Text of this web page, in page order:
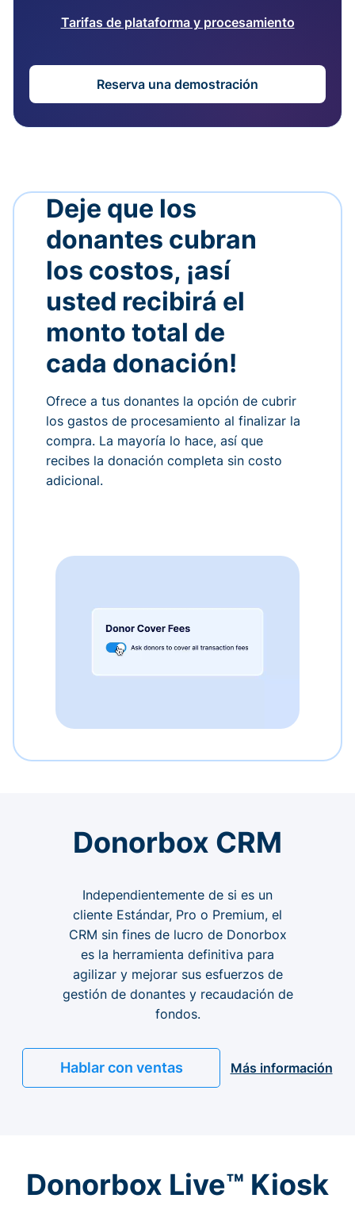
Tarifas de plataforma y procesamiento
Reserva una demostración
Deje que los
donantes cubran
los costos, ¡así
usted recibirá el
monto total de
cada donación!
Ofrece a tus donantes la opción de cubrir
los gastos de procesamiento al finalizar la
compra. La mayoría lo hace, así que
recibes la donación completa sin costo
adicional.
Donorbox CRM
Independientemente de si es un
cliente Estándar, Pro o Premium, el
CRM sin fines de lucro de Donorbox
es la herramienta definitiva para
agilizar y mejorar sus esfuerzos de
gestión de donantes y recaudación de
fondos.
Hablar con ventas Más información
Donorbox Live™ Kiosk